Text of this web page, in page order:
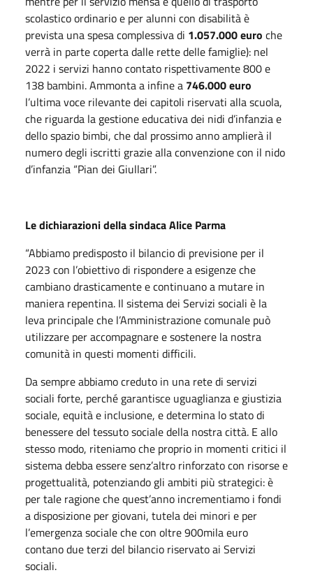
scolastico ordinario e per alunni con disabilità è
prevista una spesa complessiva di 1.057.000 euro che
verrà in parte coperta dalle rette delle famiglie): nel
2022 i servizi hanno contato rispettivamente 800 e
138 bambini. Ammonta a infine a 746.000 euro
l’ultima voce rilevante dei capitoli riservati alla scuola,
che riguarda la gestione educativa dei nidi d’infanzia e
dello spazio bimbi, che dal prossimo anno amplierà il
numero degli iscritti grazie alla convenzione con il nido
d’infanzia “Pian dei Giullari”.
Le dichiarazioni della sindaca Alice Parma
“Abbiamo predisposto il bilancio di previsione per il
2023 con l’obiettivo di rispondere a esigenze che
cambiano drasticamente e continuano a mutare in
maniera repentina. Il sistema dei Servizi sociali è la
leva principale che l’Amministrazione comunale può
utilizzare per accompagnare e sostenere la nostra
comunità in questi momenti difficili.
Da sempre abbiamo creduto in una rete di servizi
sociali forte, perché garantisce uguaglianza e giustizia
sociale, equità e inclusione, e determina lo stato di
benessere del tessuto sociale della nostra città. E allo
stesso modo, riteniamo che proprio in momenti critici il
sistema debba essere senz’altro rinforzato con risorse e
progettualità, potenziando gli ambiti più strategici: è
per tale ragione che quest’anno incrementiamo i fondi
a disposizione per giovani, tutela dei minori e per
l’emergenza sociale che con oltre 900mila euro
contano due terzi del bilancio riservato ai Servizi
sociali.